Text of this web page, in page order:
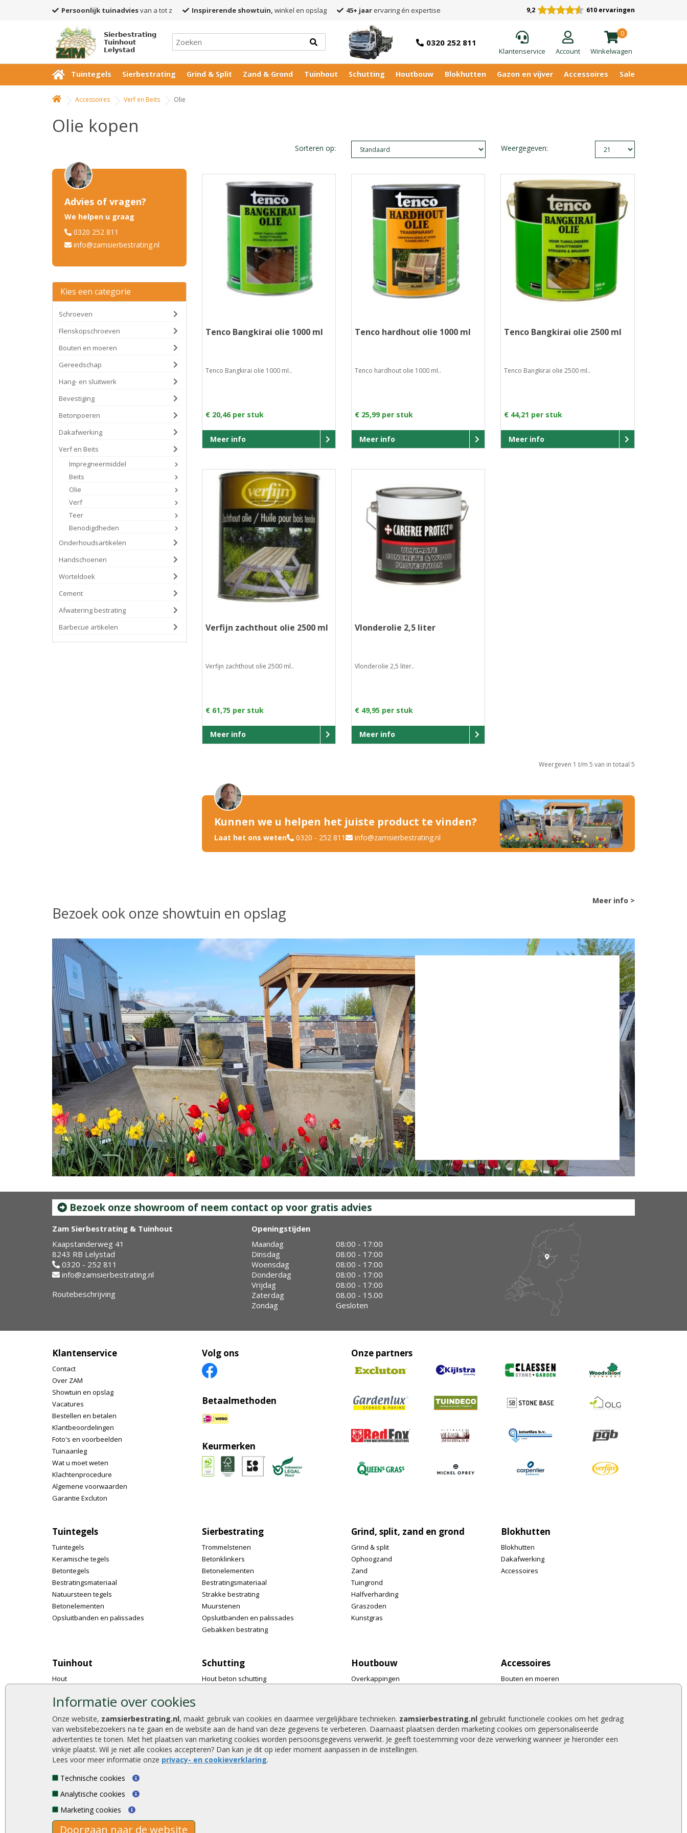
Informatie over cookies
Onze website, zamsierbestrating.nl, maakt gebruik van cookies en daarmee vergelijkbare technieken. zamsierbestrating.nl gebruikt functionele cookies om het gedrag
van websitebezoekers na te gaan en de website aan de hand van deze gegevens te verbeteren. Daarnaast plaatsen derden marketing cookies om gepersonaliseerde
advertenties te tonen. Met het plaatsen van marketing cookies worden persoonsgegevens verwerkt. Je geeft toestemming voor deze verwerking wanneer je hieronder een
vinkje plaatst. Wil je niet alle cookies accepteren? Dan kan je dit op ieder moment aanpassen in de instellingen.
Lees voor meer informatie onze privacy- en cookieverklaring.
Technische cookies
Analytische cookies
Marketing cookies
Doorgaan naar de website
Persoonlijk tuinadviesvan a tot z Inspirerende showtuin, winkel en opslag 45+ jaar ervaring én expertise 9,2 610 ervaringen
Sierbestrating
Tuinhout
Lelystad
0320 252 811
Klantenservice Account
0
Winkelwagen
Tuintegels Sierbestrating Grind & Split Zand & Grond Tuinhout Schutting Houtbouw Blokhutten Gazon en vijver Accessoires Sale
Accessoires Verf en Beits Olie
Olie kopen
Sorteren op: Weergegeven:
Advies of vragen?
We helpen u graag
0320 252 811
info@zamsierbestrating.nl
Kies een categorie
Schroeven
Flenskopschroeven
Bouten en moeren
Gereedschap
Hang- en sluitwerk
Bevestiging
Betonpoeren
Dakafwerking
Verf en Beits
Impregneermiddel
Beits
Olie
Verf
Teer
Benodigdheden
Onderhoudsartikelen
Handschoenen
Worteldoek
Cement
Afwatering bestrating
Barbecue artikelen
Tenco Bangkirai olie 1000 ml
Tenco Bangkirai olie 1000 ml..
€ 20,46 per stuk
Meer info
Tenco hardhout olie 1000 ml
Tenco hardhout olie 1000 ml..
€ 25,99 per stuk
Meer info
Tenco Bangkirai olie 2500 ml
Tenco Bangkirai olie 2500 ml..
€ 44,21 per stuk
Meer info
Verfijn zachthout olie 2500 ml
Verfijn zachthout olie 2500 ml..
€ 61,75 per stuk
Meer info
Vlonderolie 2,5 liter
Vlonderolie 2,5 liter..
€ 49,95 per stuk
Meer info
Weergeven 1 t/m 5 van in totaal 5
Kunnen we u helpen het juiste product te vinden?
Laat het ons weten 0320 - 252 811 info@zamsierbestrating.nl
Bezoek ook onze showtuin en opslag
Meer info >
Bezoek onze showroom of neem contact op voor gratis advies
Zam Sierbestrating & Tuinhout
Kaapstanderweg 41
8243 RB Lelystad
0320 - 252 811
info@zamsierbestrating.nl
Routebeschrijving
Openingstijden
Maandag
08:00 - 17:00
Dinsdag
08:00 - 17:00
Woensdag
08:00 - 17:00
Donderdag
08:00 - 17:00
Vrijdag
08:00 - 17:00
Zaterdag
08.00 - 15.00
Zondag
Gesloten
Klantenservice
Contact
Over ZAM
Showtuin en opslag
Vacatures
Bestellen en betalen
Klantbeoordelingen
Foto's en voorbeelden
Tuinaanleg
Wat u moet weten
Klachtenprocedure
Algemene voorwaarden
Garantie Excluton
Volg ons
Betaalmethoden
Keurmerken
Onze partners
Tuintegels
Tuintegels
Keramische tegels
Betontegels
Bestratingsmateriaal
Natuursteen tegels
Betonelementen
Opsluitbanden en palissades
Sierbestrating
Trommelstenen
Betonklinkers
Betonelementen
Bestratingsmateriaal
Strakke bestrating
Muurstenen
Opsluitbanden en palissades
Gebakken bestrating
Grind, split, zand en grond
Grind & split
Ophoogzand
Zand
Tuingrond
Halfverharding
Graszoden
Kunstgras
Blokhutten
Blokhutten
Dakafwerking
Accessoires
Tuinhout
Hout
Regels en liggers
Schuttingplanken
Rabatplanken
Vlonderplanken
Steigerplanken
Accessoires
Schutting
Hout beton schutting
Accessoires
Tuinhek
Gaas met rand en trellis
Natuurlijke afscheidingen
Houtbouw
Overkappingen
Wellness
Speeltoestellen
Dierenverblijven
Pergola's
Accessoires
Bouten en moeren
Hang- en sluitwerk
Bevestigingsmaterialen
Verf en Beits